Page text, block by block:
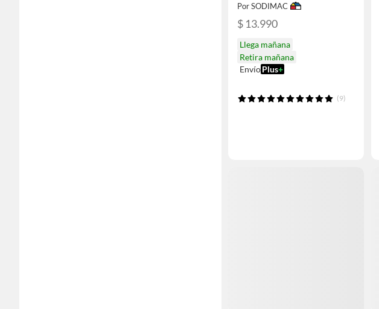
Por SODIMAC
$ 13.990
Llega mañana
Retira mañana
EnvíoPlus+
(9)